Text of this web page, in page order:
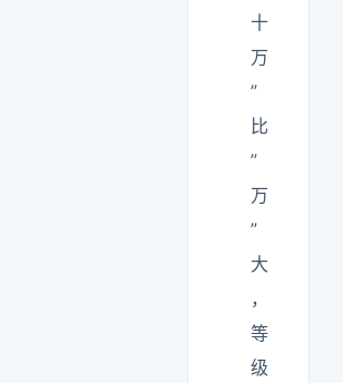
十
万
”
比
”
万
”
大
，
等
级